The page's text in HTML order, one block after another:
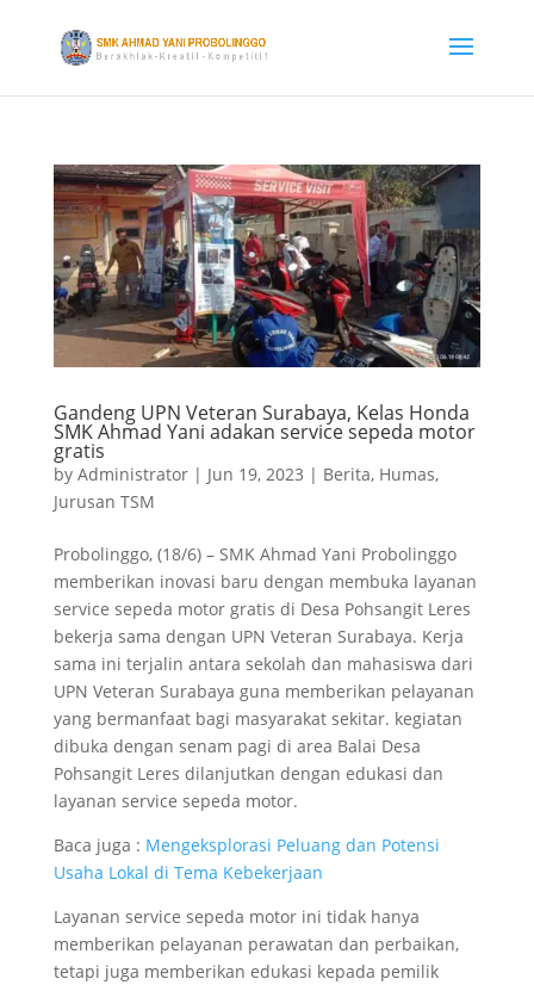
Gandeng UPN Veteran Surabaya, Kelas Honda
SMK Ahmad Yani adakan service sepeda motor
gratis
by Administrator| Jun 19, 2023 | Berita, Humas,
Jurusan TSM
Probolinggo, (18/6) – SMK Ahmad Yani Probolinggo
memberikan inovasi baru dengan membuka layanan
service sepeda motor gratis di Desa Pohsangit Leres
bekerja sama dengan UPN Veteran Surabaya. Kerja
sama ini terjalin antara sekolah dan mahasiswa dari
UPN Veteran Surabaya guna memberikan pelayanan
yang bermanfaat bagi masyarakat sekitar. kegiatan
dibuka dengan senam pagi di area Balai Desa
Pohsangit Leres dilanjutkan dengan edukasi dan
layanan service sepeda motor.
Baca juga : Mengeksplorasi Peluang dan Potensi
Usaha Lokal di Tema Kebekerjaan
Layanan service sepeda motor ini tidak hanya
memberikan pelayanan perawatan dan perbaikan,
tetapi juga memberikan edukasi kepada pemilik